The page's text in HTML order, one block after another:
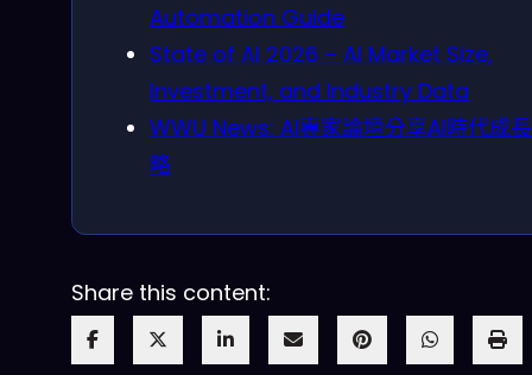
Automation Guide
State of AI 2026 – AI Market Size,
Investment, and Industry Data
WWU News: AI專家論壇分享AI時代成
略
Share this content: